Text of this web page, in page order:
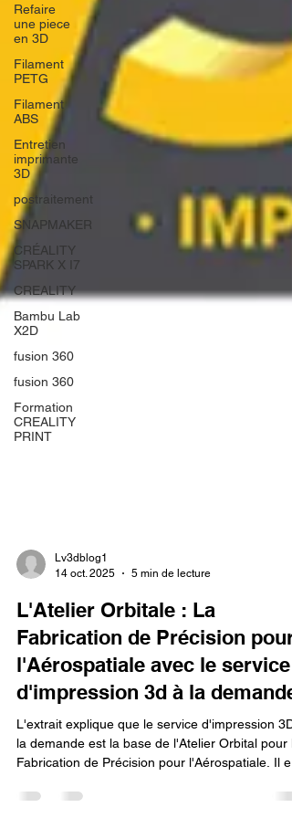
Refaire
une piece
en 3D
Filament
PETG
Filament
ABS
Entretien
imprimante
3D
postraitement
SNAPMAKER
CRÉALITY
SPARK X I7
CREALITY
Bambu Lab
X2D
fusion 360
fusion 360
Formation
CREALITY
PRINT
Lv3dblog1
14 oct. 2025
5 min de lecture
L'Atelier Orbitale : La
Fabrication de Précision pour
l'Aérospatiale avec le service
d'impression 3d à la demande.
L'extrait explique que le service d'impression 3D